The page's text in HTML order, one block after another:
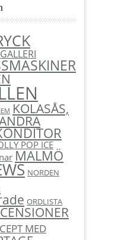
KOLASÅS,
POP ICE
MALMÖ
NORDEN
ORDLISTA
MED